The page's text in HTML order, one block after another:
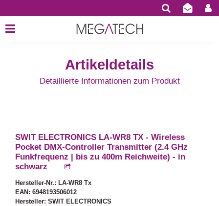
Artikeldetails
Detaillierte Informationen zum Produkt
SWIT ELECTRONICS LA-WR8 TX - Wireless
Pocket DMX-Controller Transmitter (2.4 GHz
Funkfrequenz | bis zu 400m Reichweite) - in
schwarz
Hersteller-Nr.: LA-WR8 Tx
EAN: 6948193506012
Hersteller: SWIT ELECTRONICS